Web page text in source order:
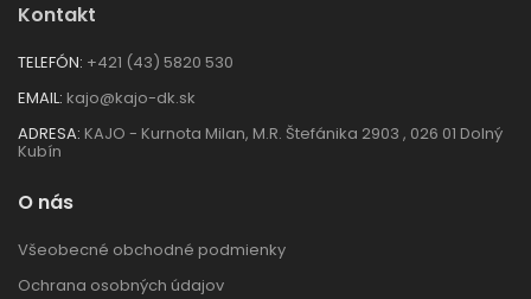
Kontakt
TELEFÓN: +421 (43) 5820 530
EMAIL: kajo@kajo-dk.sk
ADRESA: KAJO - Kurnota Milan, M.R. Štefánika 2903 , 026 01 Dolný
Kubín
O nás
Všeobecné obchodné podmienky
Ochrana osobných údajov